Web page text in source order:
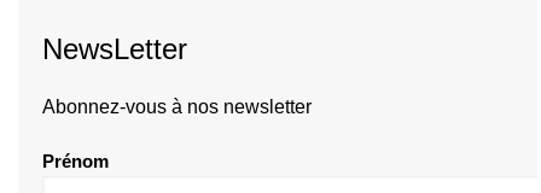
NewsLetter
Abonnez-vous à nos newsletter
Prénom